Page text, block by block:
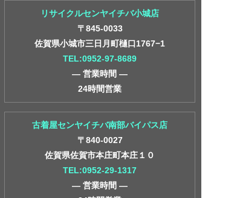
リサイクルセンヤイチバ小城店
〒845-0033
佐賀県小城市三日月町樋口1767−1
TEL:0952-97-8689
― 営業時間 ―
24時間営業
古着屋センヤイチバ南部バイパス店
〒840-0027
佐賀県佐賀市本庄町本庄１０
TEL:0952-29-1317
― 営業時間 ―